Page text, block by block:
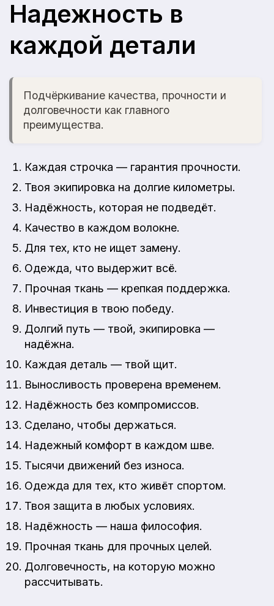
Надежность в
каждой детали
Подчёркивание качества, прочности и
долговечности как главного
преимущества.
Каждая строчка — гарантия прочности.
Твоя экипировка на долгие километры.
Надёжность, которая не подведёт.
Качество в каждом волокне.
Для тех, кто не ищет замену.
Одежда, что выдержит всё.
Прочная ткань — крепкая поддержка.
Инвестиция в твою победу.
Долгий путь — твой, экипировка —
надёжна.
Каждая деталь — твой щит.
Выносливость проверена временем.
Надёжность без компромиссов.
Сделано, чтобы держаться.
Надежный комфорт в каждом шве.
Тысячи движений без износа.
Одежда для тех, кто живёт спортом.
Твоя защита в любых условиях.
Надёжность — наша философия.
Прочная ткань для прочных целей.
Долговечность, на которую можно
рассчитывать.